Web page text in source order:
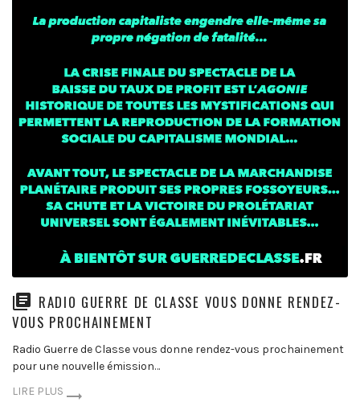
RADIO GUERRE DE CLASSE VOUS DONNE RENDEZ-
VOUS PROCHAINEMENT
Radio Guerre de Classe vous donne rendez-vous prochainement
pour une nouvelle émission…
LIRE PLUS